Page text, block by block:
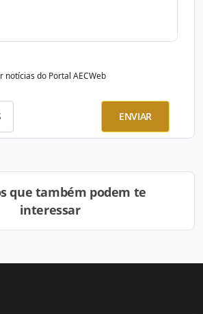
notícias do Portal AECWeb
ENVIAR
que também podem te
interessar